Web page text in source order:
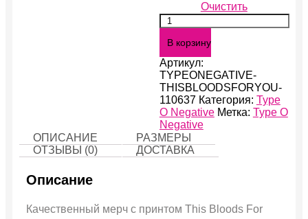
Очистить
Количество
This
Bloods
For
You
В корзину
Артикул:
TYPEONEGATIVE-
THISBLOODSFORYOU-
110637 Категория: Type
O Negative Метка: Type O
Negative
ОПИСАНИЕ
РАЗМЕРЫ
ОТЗЫВЫ (0)
ДОСТАВКА
Описание
Качественный мерч с принтом This Bloods For